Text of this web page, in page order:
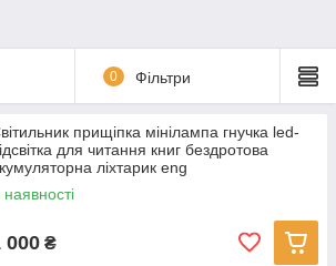
0 Фільтри
прищіпка мінілампа гнучка led-
для читання книг бездротова
ліхтарик eng
наявності
000 ₴